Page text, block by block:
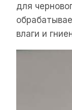
для
влаги и